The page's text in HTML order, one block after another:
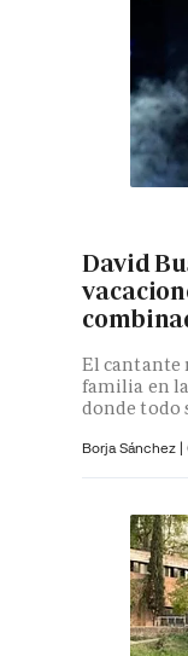
David
El cantante
familia en
donde todo
Borja Sánchez |